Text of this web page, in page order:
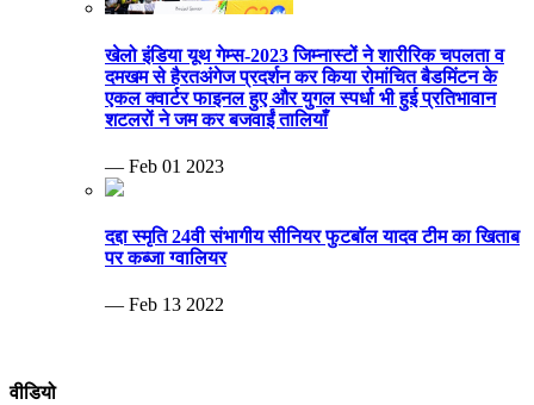
खेलो इंडिया यूथ गेम्स-2023 जिम्नास्टों ने शारीरिक चपलता व
दमखम से हैरतअंगेज प्रदर्शन कर किया रोमांचित बैडमिंटन के
एकल क्वार्टर फाइनल हुए और युगल स्पर्धा भी हुई प्रतिभावान
शटलरों ने जम कर बजवाईं तालियाँ
— Feb 01 2023
दद्दा स्मृति 24वी संभागीय सीनियर फुटबॉल यादव टीम का खिताब
पर कब्जा ग्वालियर
— Feb 13 2022
वीडियो